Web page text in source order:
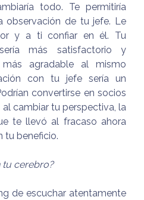
todo. Te permitiría
observación de tu jefe. Le
y a ti confiar en él. Tu
más satisfactorio y
agradable al mismo
con tu jefe sería un
convertirse en socios
cambiar tu perspectiva, la
te llevó al fracaso ahora
tu beneficio.
tu cerebro?
de escuchar atentamente